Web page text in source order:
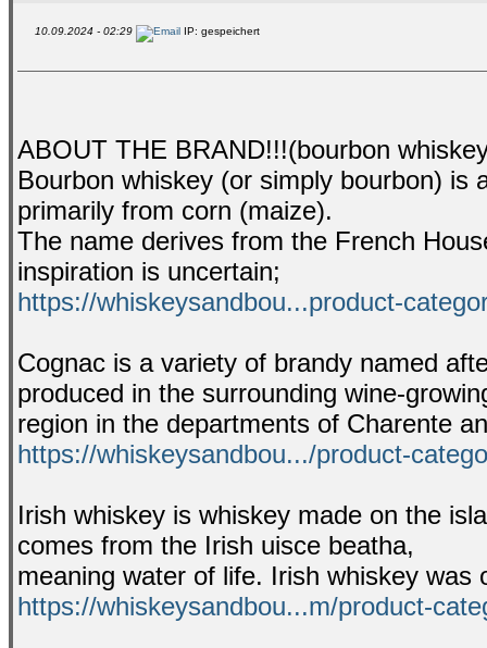
10.09.2024 - 02:29 IP: gespeichert
ABOUT THE BRAND!!!(bourbon
Bourbon whiskey (or simply bourbon) is
primarily from corn (maize).
The name derives from the French
inspiration is uncertain;
https://whiskeysandbou...product-
Cognac is a variety of brandy named
produced in the surrounding wine-
region in the departments of Charente
https://whiskeysandbou.../product-
Irish whiskey is whiskey made on the
comes from the Irish uisce beatha,
meaning water of life. Irish whiskey
https://whiskeysandbou...m/product-